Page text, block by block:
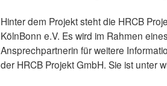
Hinter dem Projekt steht die HRCB
KölnBonn e.V. Es wird im Rahmen
Ansprechpartnerin für weitere
der HRCB Projekt GmbH. Sie ist unter